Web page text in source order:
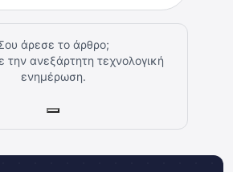
άρεσε το άρθρο;
την ανεξάρτητη τεχνολογική
ενημέρωση.